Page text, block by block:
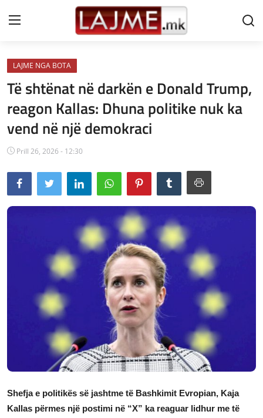
Shtëpi
LAJME MAQEDONI
SHQIPERI
KOSOVA
LAJME NGA BOTA
SHOWBIZ
SHENDETI
Gallery
Shqip
LAJME NGA BOTA
Të shtënat në darkën e Donald Trump,
reagon Kallas: Dhuna politike nuk ka
vend në një demokraci
Prill 26, 2026 - 12:30
Shefja e politikës së jashtme të Bashkimit Evropian, Kaja
Kallas përmes një postimi në “X” ka reaguar lidhur me të